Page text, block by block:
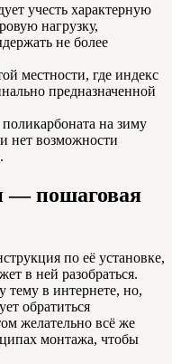
учесть характерную
нагрузку,
не более
местности, где индекс
предназначенной
поликарбоната на зиму
нет возможности
— пошаговая
по её установке,
в ней разобраться.
тему в интернете, но,
обратиться
желательно всё же
монтажа, чтобы